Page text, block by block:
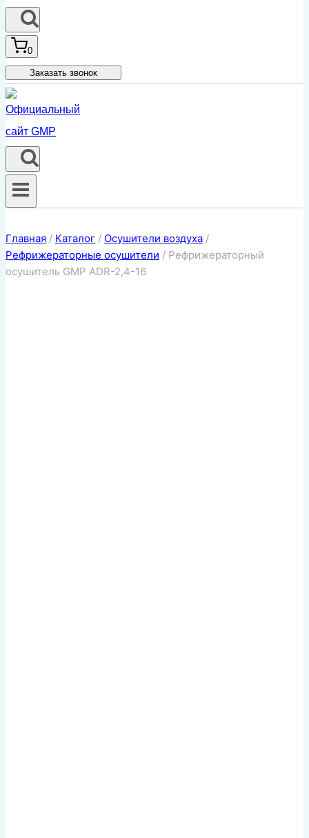
0
Заказать звонок
Главная / Каталог / Осушители воздуха /
Рефрижераторные осушители / Рефрижераторный
осушитель GMP ADR-2,4-16